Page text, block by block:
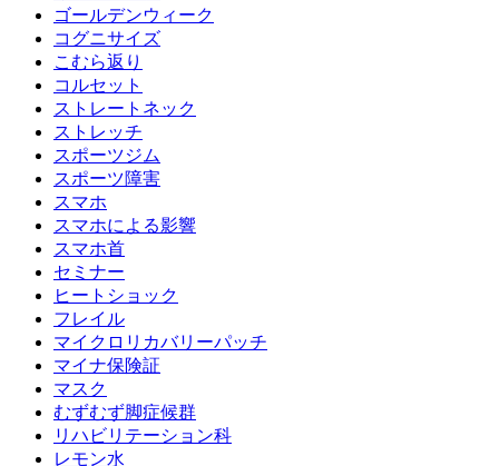
ゴールデンウィーク
コグニサイズ
こむら返り
コルセット
ストレートネック
ストレッチ
スポーツジム
スポーツ障害
スマホ
スマホによる影響
スマホ首
セミナー
ヒートショック
フレイル
マイクロリカバリーパッチ
マイナ保険証
マスク
むずむず脚症候群
リハビリテーション科
レモン水